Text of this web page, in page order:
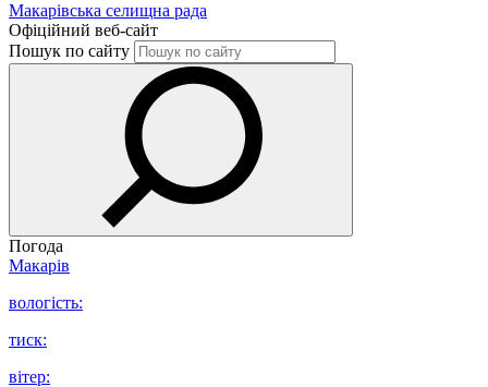
Макарівська селищна рада
Офіційний веб-сайт
Пошук по сайту
Погода
Макарів
вологість:
тиск:
вітер: